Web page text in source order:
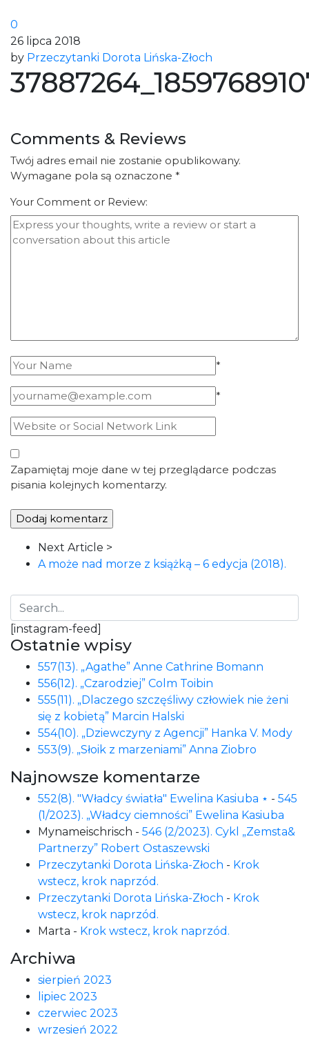
0
26 lipca 2018
by Przeczytanki Dorota Lińska-Złoch
Comments & Reviews
Twój adres email nie zostanie opublikowany.
Wymagane pola są oznaczone *
Your Comment or Review:
*
*
Zapamiętaj moje dane w tej przeglądarce podczas
pisania kolejnych komentarzy.
Article
Navigation
Next Article >
A może nad morze z książką – 6 edycja (2018).
[instagram-feed]
Ostatnie wpisy
557(13). „Agathe” Anne Cathrine Bomann
556(12). „Czarodziej” Colm Toibin
555(11). „Dlaczego szczęśliwy człowiek nie żeni
się z kobietą” Marcin Halski
554(10). „Dziewczyny z Agencji” Hanka V. Mody
553(9). „Słoik z marzeniami” Anna Ziobro
Najnowsze komentarze
552(8). "Władcy światła" Ewelina Kasiuba ⋆ - 545
(1/2023). „Władcy ciemności” Ewelina Kasiuba
Mynameischrisch - 546 (2/2023). Cykl „Zemsta&
Partnerzy” Robert Ostaszewski
Przeczytanki Dorota Lińska-Złoch - Krok
wstecz, krok naprzód.
Przeczytanki Dorota Lińska-Złoch - Krok
wstecz, krok naprzód.
Marta - Krok wstecz, krok naprzód.
Archiwa
sierpień 2023
lipiec 2023
czerwiec 2023
wrzesień 2022